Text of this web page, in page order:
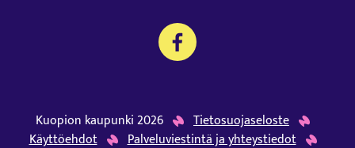
Kuopion kaupunki 2026
Tietosuojaseloste
Käyttöehdot
Palveluviestintä ja yhteystiedot